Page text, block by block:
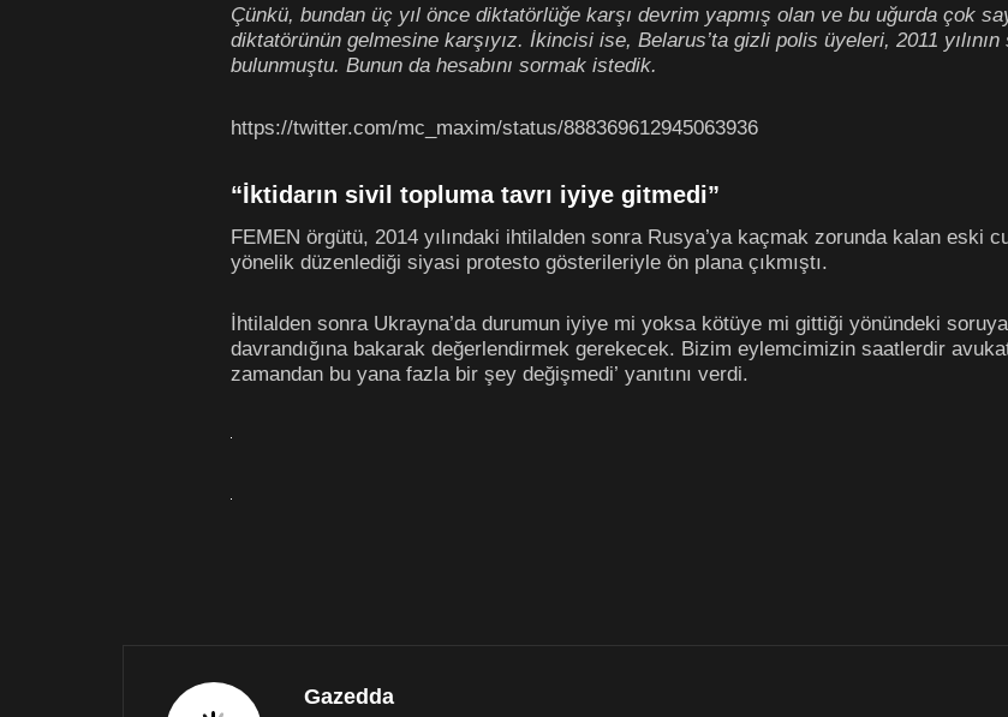
Çünkü, bundan üç yıl önce diktatörlüğe karşı devrim yapmış olan ve bu uğurda çok
diktatörünün gelmesine karşıyız. İkincisi ise, Belarus’ta gizli polis üyeleri, 2011
bulunmuştu. Bunun da hesabını sormak istedik.
https://twitter.com/mc_maxim/status/888369612945063936
“İktidarın sivil topluma tavrı iyiye gitmedi”
FEMEN örgütü, 2014 yılındaki ihtilalden sonra Rusya’ya kaçmak zorunda kalan eski
yönelik düzenlediği siyasi protesto gösterileriyle ön plana çıkmıştı.
İhtilalden sonra Ukrayna’da durumun iyiye mi yoksa kötüye mi gittiği yönündeki
davrandığına bakarak değerlendirmek gerekecek. Bizim eylemcimizin saatlerdir
zamandan bu yana fazla bir şey değişmedi’ yanıtını verdi.
Gazedda